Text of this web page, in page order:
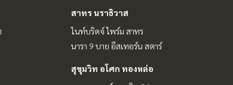
สาทร นราธิวาส
ไนท์บริดจ์ ไพร์ม สาทร
นารา 9 บาย อีสเทอร์น สตาร์
สุขุมวิท อโศก ทองหล่อ